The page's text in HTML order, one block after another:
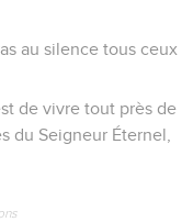
au silence tous ceux
de vivre tout près de
du Seigneur Éternel,